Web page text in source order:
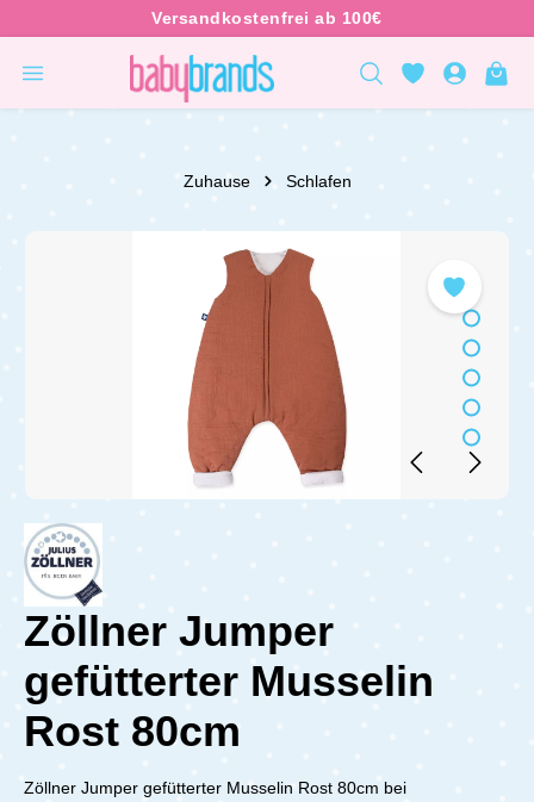
Zuhause Schlafen
Zöllner Jumper
gefütterter Musselin
Rost 80cm
Zöllner Jumper gefütterter Musselin Rost 80cm bei